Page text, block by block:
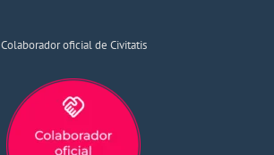
Colaborador oficial de Civitatis